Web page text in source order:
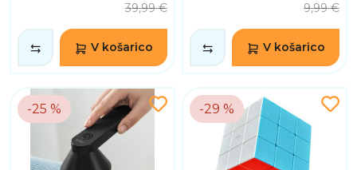
39,99 €
V košarico
9,99 €
V košarico
-25 % -29 %